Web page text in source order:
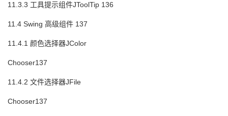
11.3.3 工具提示组件JToolTip 136
11.4 Swing 高级组件 137
11.4.1 颜色选择器JColor
Chooser137
11.4.2 文件选择器JFile
Chooser137